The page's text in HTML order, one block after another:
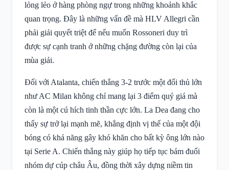
lỏng lẻo ở hàng phòng ngự trong những khoảnh khắc
quan trọng. Đây là những vấn đề mà HLV Allegri cần
phải giải quyết triệt để nếu muốn Rossoneri duy trì
được sự cạnh tranh ở những chặng đường còn lại của
mùa giải.
Đối với Atalanta, chiến thắng 3-2 trước một đối thủ lớn
như AC Milan không chỉ mang lại 3 điểm quý giá mà
còn là một cú hích tinh thần cực lớn. La Dea đang cho
thấy sự trở lại mạnh mẽ, khẳng định vị thế của một đội
bóng có khả năng gây khó khăn cho bất kỳ ông lớn nào
tại Serie A. Chiến thắng này giúp họ tiếp tục bám đuổi
nhóm dự cúp châu Âu, đồng thời xây dựng niềm tin